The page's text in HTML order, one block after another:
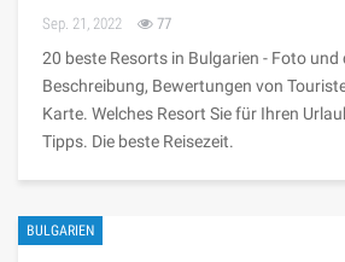
Sep. 21, 2022 77
20 beste Resorts in Bulgarien - Foto und
Beschreibung, Bewertungen von
Karte. Welches Resort Sie für Ihren
Tipps. Die beste Reisezeit.
BULGARIEN